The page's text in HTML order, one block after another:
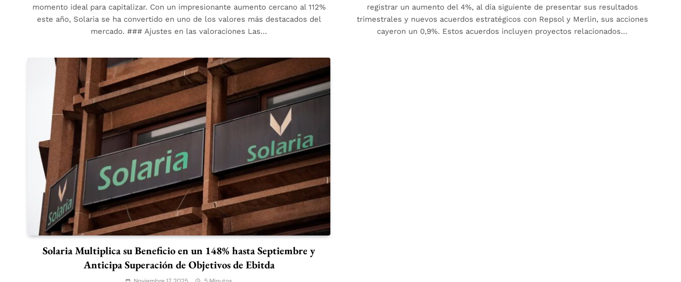
momento ideal para capitalizar. Con un impresionante aumento cercano al 112%
este año, Solaria se ha convertido en uno de los valores más destacados del
mercado. ### Ajustes en las valoraciones Las…
registrar un aumento del 4%, al día siguiente de presentar sus resultados
trimestrales y nuevos acuerdos estratégicos con Repsol y Merlin, sus acciones
cayeron un 0,9%. Estos acuerdos incluyen proyectos relacionados…
Solaria Multiplica su Beneficio en un 148% hasta Septiembre y
Anticipa Superación de Objetivos de Ebitda